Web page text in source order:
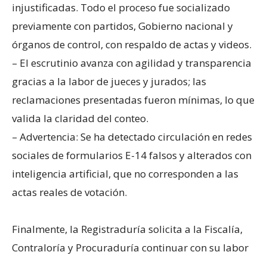
injustificadas. Todo el proceso fue socializado
previamente con partidos, Gobierno nacional y
órganos de control, con respaldo de actas y videos.
– El escrutinio avanza con agilidad y transparencia
gracias a la labor de jueces y jurados; las
reclamaciones presentadas fueron mínimas, lo que
valida la claridad del conteo.
– Advertencia: Se ha detectado circulación en redes
sociales de formularios E-14 falsos y alterados con
inteligencia artificial, que no corresponden a las
actas reales de votación.
Finalmente, la Registraduría solicita a la Fiscalía,
Contraloría y Procuraduría continuar con su labor